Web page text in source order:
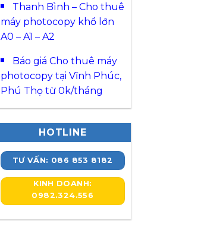
Thanh Bình – Cho thuê
máy photocopy khổ lớn
A0 – A1 – A2
Báo giá Cho thuê máy
photocopy tại Vĩnh Phúc,
Phú Thọ từ 0k/tháng
HOTLINE
TƯ VẤN: 086 853 8182
KINH DOANH:
0982.324.556